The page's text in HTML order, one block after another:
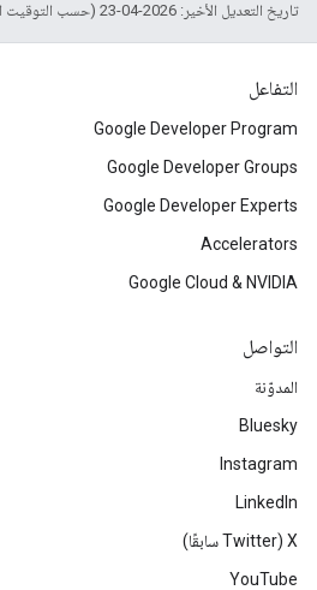
تاريخ التعديل الأخير: 2026-04-23 (حسب التوقيت العالمي المتفَّق عليه)
التفاعل
Google Developer Program
Google Developer Groups
Google Developer Experts
Accelerators
Google Cloud & NVIDIA
التواصل
المدوّنة
Bluesky
Instagram
LinkedIn
‫X ‏(Twitter سابقًا)
YouTube